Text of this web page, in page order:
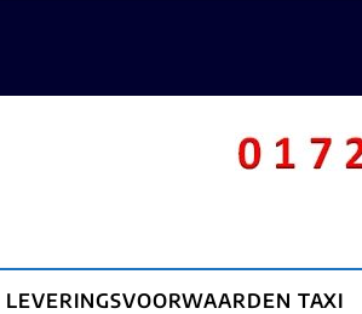
LEVERINGSVOORWAARDEN TAXI